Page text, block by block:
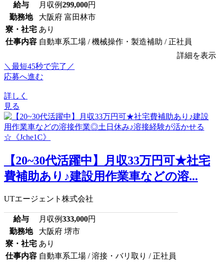
給与 月収例299,000円
勤務地
大阪府 富田林市
寮・社宅 あり
仕事内容 自動車系工場 / 機械操作・製造補助 / 正社員
詳細を表示
＼最短45秒で完了／
応募へ進む
詳しく
見る
【20~30代活躍中】月収33万円可★社宅
費補助あり♪建設用作業車などの溶...
UTエージェント株式会社
給与 月収例333,000円
勤務地
大阪府 堺市
寮・社宅 あり
仕事内容 自動車系工場 / 溶接・バリ取り / 正社員